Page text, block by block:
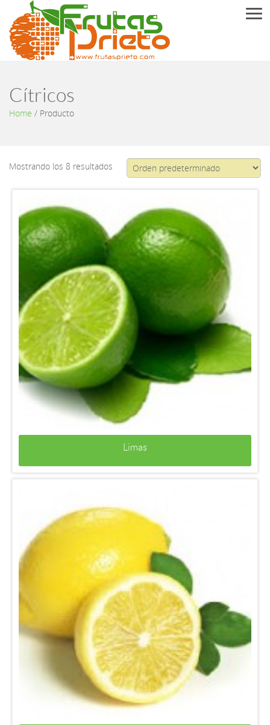
Cítricos
Home / Producto
Mostrando los 8 resultados
Limas